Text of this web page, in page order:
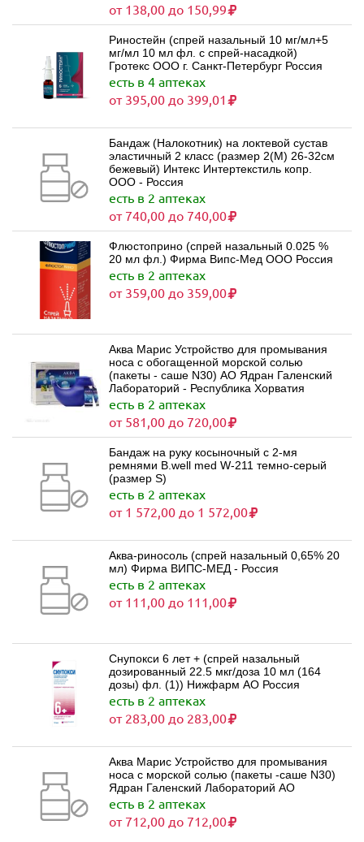
от 138,00 до 150,99
Риностейн (спрей назальный 10 мг/мл+5
мг/мл 10 мл фл. с спрей-насадкой)
Гротекс ООО г. Санкт-Петербург Россия
есть в 4 аптеках
от 395,00 до 399,01
Бандаж (Налокотник) на локтевой сустав
эластичный 2 класс (размер 2(M) 26-32см
бежевый) Интекс Интертекстиль копр.
ООО - Россия
есть в 2 аптеках
от 740,00 до 740,00
Флюстоприно (спрей назальный 0.025 %
20 мл фл.) Фирма Випс-Мед ООО Россия
есть в 2 аптеках
от 359,00 до 359,00
Аква Марис Устройство для промывания
носа с обогащенной морской солью
(пакеты - саше N30) АО Ядран Галенский
Лабораторий - Республика Хорватия
есть в 2 аптеках
от 581,00 до 720,00
Бандаж на руку косыночный с 2-мя
ремнями B.well med W-211 темно-серый
(размер S)
есть в 2 аптеках
от 1 572,00 до 1 572,00
Аква-риносоль (спрей назальный 0,65% 20
мл) Фирма ВИПС-МЕД - Россия
есть в 2 аптеках
от 111,00 до 111,00
Снупокси 6 лет + (спрей назальный
дозированный 22.5 мкг/доза 10 мл (164
дозы) фл. (1)) Нижфарм АО Россия
есть в 2 аптеках
от 283,00 до 283,00
Аква Марис Устройство для промывания
носа с морской солью (пакеты -саше N30)
Ядран Галенский Лабораторий АО
есть в 2 аптеках
от 712,00 до 712,00